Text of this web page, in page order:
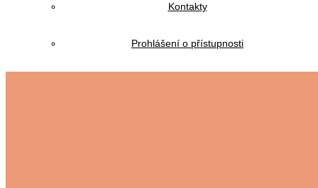
Kontakty
Prohlášení o přístupnosti